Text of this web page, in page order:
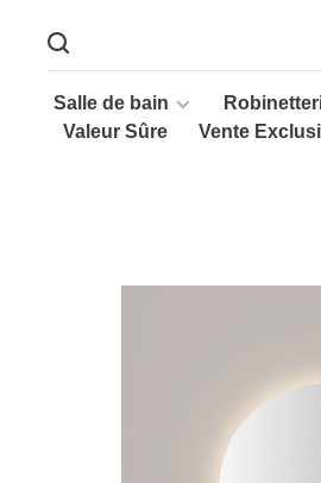
Salle de bain
Valeur Sûre
Vente